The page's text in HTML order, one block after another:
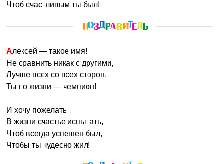
Чтоб счастливым ты был!
Алексей — такое имя!
Не сравнить никак с другими,
Лучше всех со всех сторон,
Ты по жизни — чемпион!
И хочу пожелать
В жизни счастье испытать,
Чтоб всегда успешен был,
Чтобы ты чудесно жил!